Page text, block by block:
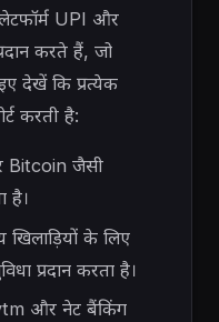
UPI और
करते हैं, जो
देखें कि प्रत्येक
करती है:
जैसी
है।
के लिए
प्रदान करता है।
और नेट बैंकिंग